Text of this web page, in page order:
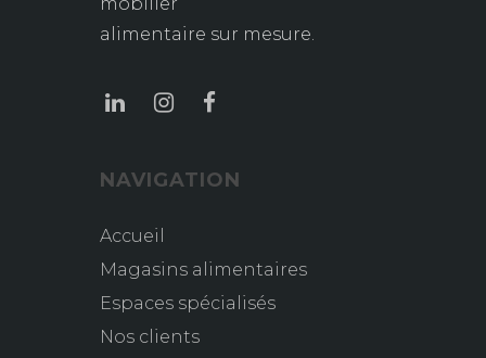
alimentaire sur mesure.
NAVIGATION
Accueil
Magasins alimentaires
Espaces spécialisés
Nos clients